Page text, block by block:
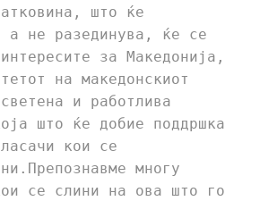
што ќе
а не разединува, ќе се
за Македонија,
на македонскиот
и работлива
што ќе добие поддршка
кои се
многу
се слини на ова што го